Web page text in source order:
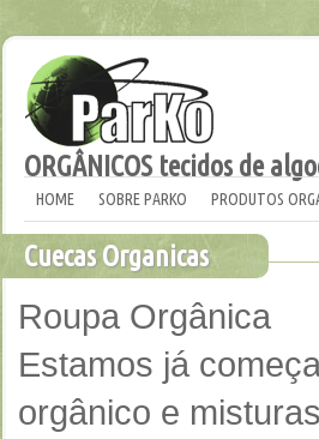
ORGÂNICOS tecidos de
HOME SOBRE PARKO PRODUTOS
Cuecas Organicas
Roupa Orgânica
Estamos já
orgânico e